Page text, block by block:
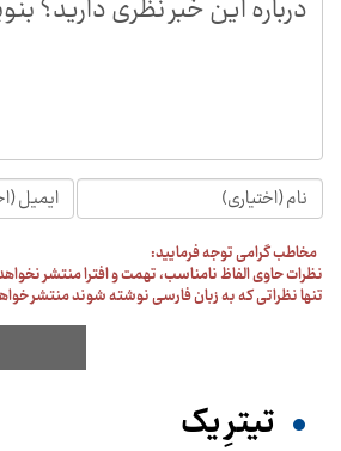
مخاطب گرامی توجه فرمایید:
نظرات حاوی الفاظ نامناسب، تهمت و افترا منتشر
تنها نظراتی که به زبان فارسی نوشته شوند منتشر
تیترِ یک